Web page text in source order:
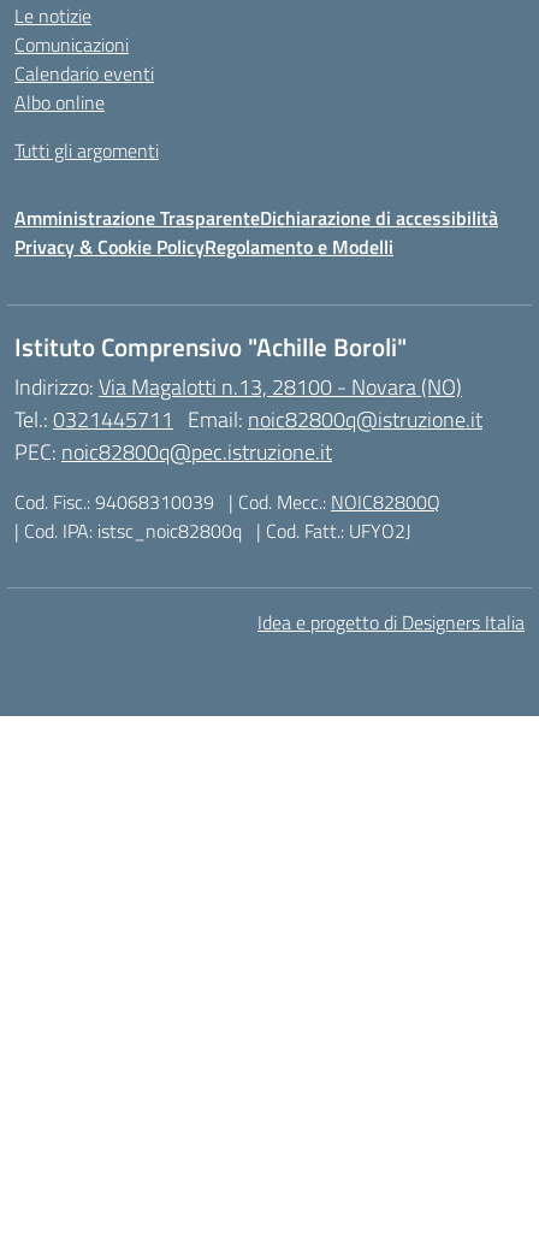
Le notizie
Comunicazioni
Calendario eventi
Albo online
Tutti gli argomenti
Amministrazione TrasparenteDichiarazione di accessibilità
Privacy & Cookie PolicyRegolamento e Modelli
Istituto Comprensivo "Achille Boroli"
Indirizzo:Via Magalotti n.13, 28100 - Novara (NO)
Tel.:0321445711 Email: noic82800q@istruzione.it
PEC: noic82800q@pec.istruzione.it
Cod. Fisc.: 94068310039 | Cod. Mecc.: NOIC82800Q
| Cod. IPA: istsc_noic82800q | Cod. Fatt.: UFYO2J
Idea e progetto di Designers Italia